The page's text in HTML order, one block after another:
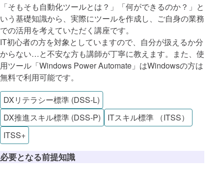
「そもそも自動化ツールとは？」「何ができるのか？」と
いう基礎知識から、実際にツールを作成し、ご自身の業務
での活用を考えていただく講座です。
IT初心者の方を対象としていますので、自分が扱えるか分
からない…と不安な方も講師が丁寧に教えます。また、使
用ツール「Windows Power Automate」はWindowsの方は
無料で利用可能です。
DXリテラシー標準 (DSS-L)
DX推進スキル標準 (DSS-P)
ITスキル標準 （ITSS）
ITSS+
必要となる前提知識